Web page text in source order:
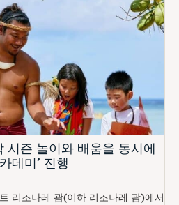
시즌 놀이와 배움을 동시에
데미’ 진행
리조나레 괌(이하 리조나레 괌)에서